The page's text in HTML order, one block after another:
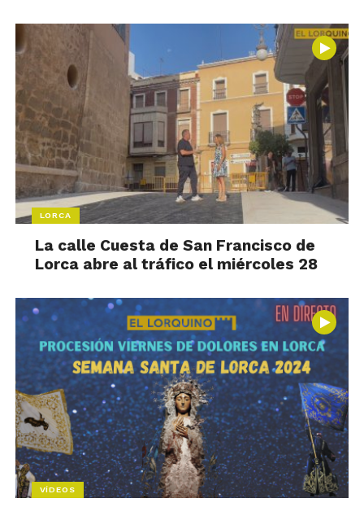
LORCA
La calle Cuesta de San Francisco de
Lorca abre al tráfico el miércoles 28
VÍDEOS